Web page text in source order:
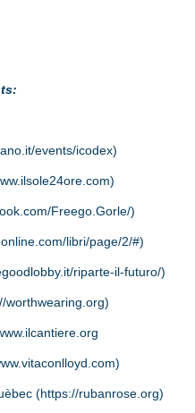
events/icodex)
)
Freego.Gorle/)
libri/page/2/#)
riparte-il-futuro/)
worthwearing.org)
)
(https://rubanrose.org)